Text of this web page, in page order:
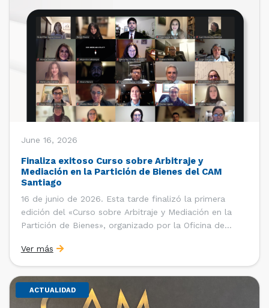
June 16, 2026
Finaliza exitoso Curso sobre Arbitraje y
Mediación en la Partición de Bienes del CAM
Santiago
16 de junio de 2026. Esta tarde finalizó la primera
edición del «Curso sobre Arbitraje y Mediación en la
Partición de Bienes», organizado por la Oficina de
Arbitraje y Mediación (CAM) de la Cámara de Comercio
de Santiago (CCS). El curso contó con […]
Ver más
ACTUALIDAD